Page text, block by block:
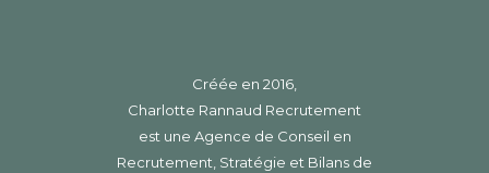
Créée en 2016,
Charlotte Rannaud Recrutement
est une Agence de Conseil en
Recrutement, Stratégie et Bilans de